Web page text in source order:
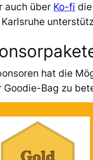
auch über Ko-fi die
hat die
Goodie-Bag zu